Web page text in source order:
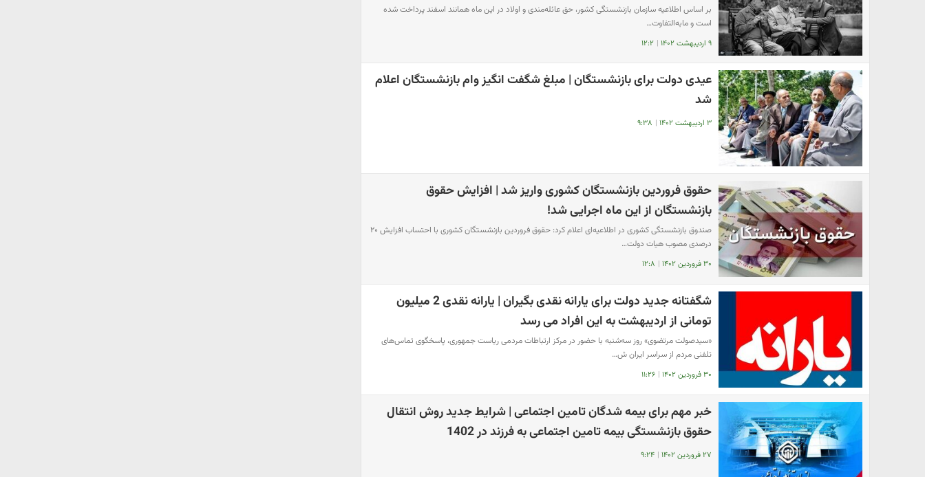
بر اساس اطلاعیه سازمان بازنشستگی کشور، حق عائله‌مندی و اولاد در این ماه همانند اسفند پرداخت شده
است و مابه‌التفاوت…
۹ اردیبهشت ۱۴۰۲ | ۱۲:۲
عیدی دولت برای بازنشستگان | مبلغ شگفت انگیز وام بازنشستگان اعلام
شد
۳ اردیبهشت ۱۴۰۲ | ۹:۳۸
حقوق فروردین بازنشستگان کشوری واریز شد | افزایش حقوق
بازنشستگان از این ماه اجرایی شد!
صندوق بازنشستگی کشوری در اطلاعیه‌ای اعلام کرد: حقوق فروردین بازنشستگان کشوری با احتساب افزایش ۲۰
درصدی مصوب هیات دولت…
۳۰ فروردین ۱۴۰۲ | ۱۲:۸
شگفتانه جدید دولت برای یارانه نقدی بگیران | یارانه نقدی 2 میلیون
تومانی از اردیبهشت به این افراد می رسد
​«سیدصولت مرتضوی» روز سه‌شنبه با حضور در مرکز ارتباطات مردمی ریاست جمهوری، پاسخگوی تماس‌های
تلفنی مردم از سراسر ایران ش…
۳۰ فروردین ۱۴۰۲ | ۱۱:۲۶
خبر مهم برای بیمه شدگان تامین اجتماعی | شرایط جدید روش انتقال
حقوق بازنشستگی بیمه تامین اجتماعی به فرزند در 1402
۲۷ فروردین ۱۴۰۲ | ۹:۲۴